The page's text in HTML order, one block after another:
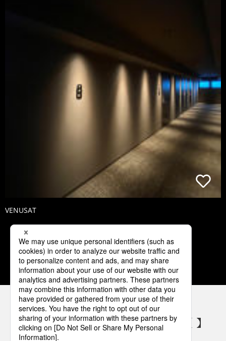
VENUSAT
1 2 3 4 5
パナソニックの電気設備 SNSアカウント